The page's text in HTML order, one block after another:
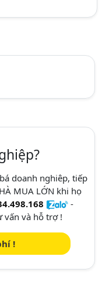
doanh nghiêp, tiếp
MUA LỚN khi họ
-
vấn và hỗ trợ !
!